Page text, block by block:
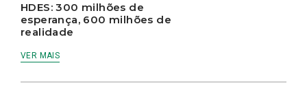
HDES: 300 milhões de
esperança, 600 milhões de
realidade
VER MAIS